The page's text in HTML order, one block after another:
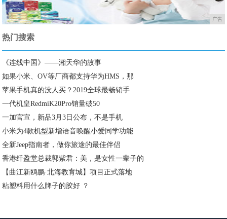
广告
热门搜索
《连线中国》——湘天华的故事
如果小米、OV等厂商都支持华为HMS，那
苹果手机真的没人买？2019全球最畅销手
一代机皇RedmiK20Pro销量破50
一加官宣，新品3月3日公布，不是手机
小米为4款机型新增语音唤醒小爱同学功能
全新Jeep指南者，做你旅途的最佳伴侣
香港纤盈堂总裁郭紫君：美，是女性一辈子的
【曲江新鸥鹏·北海教育城】项目正式落地
粘塑料用什么牌子的胶好 ？